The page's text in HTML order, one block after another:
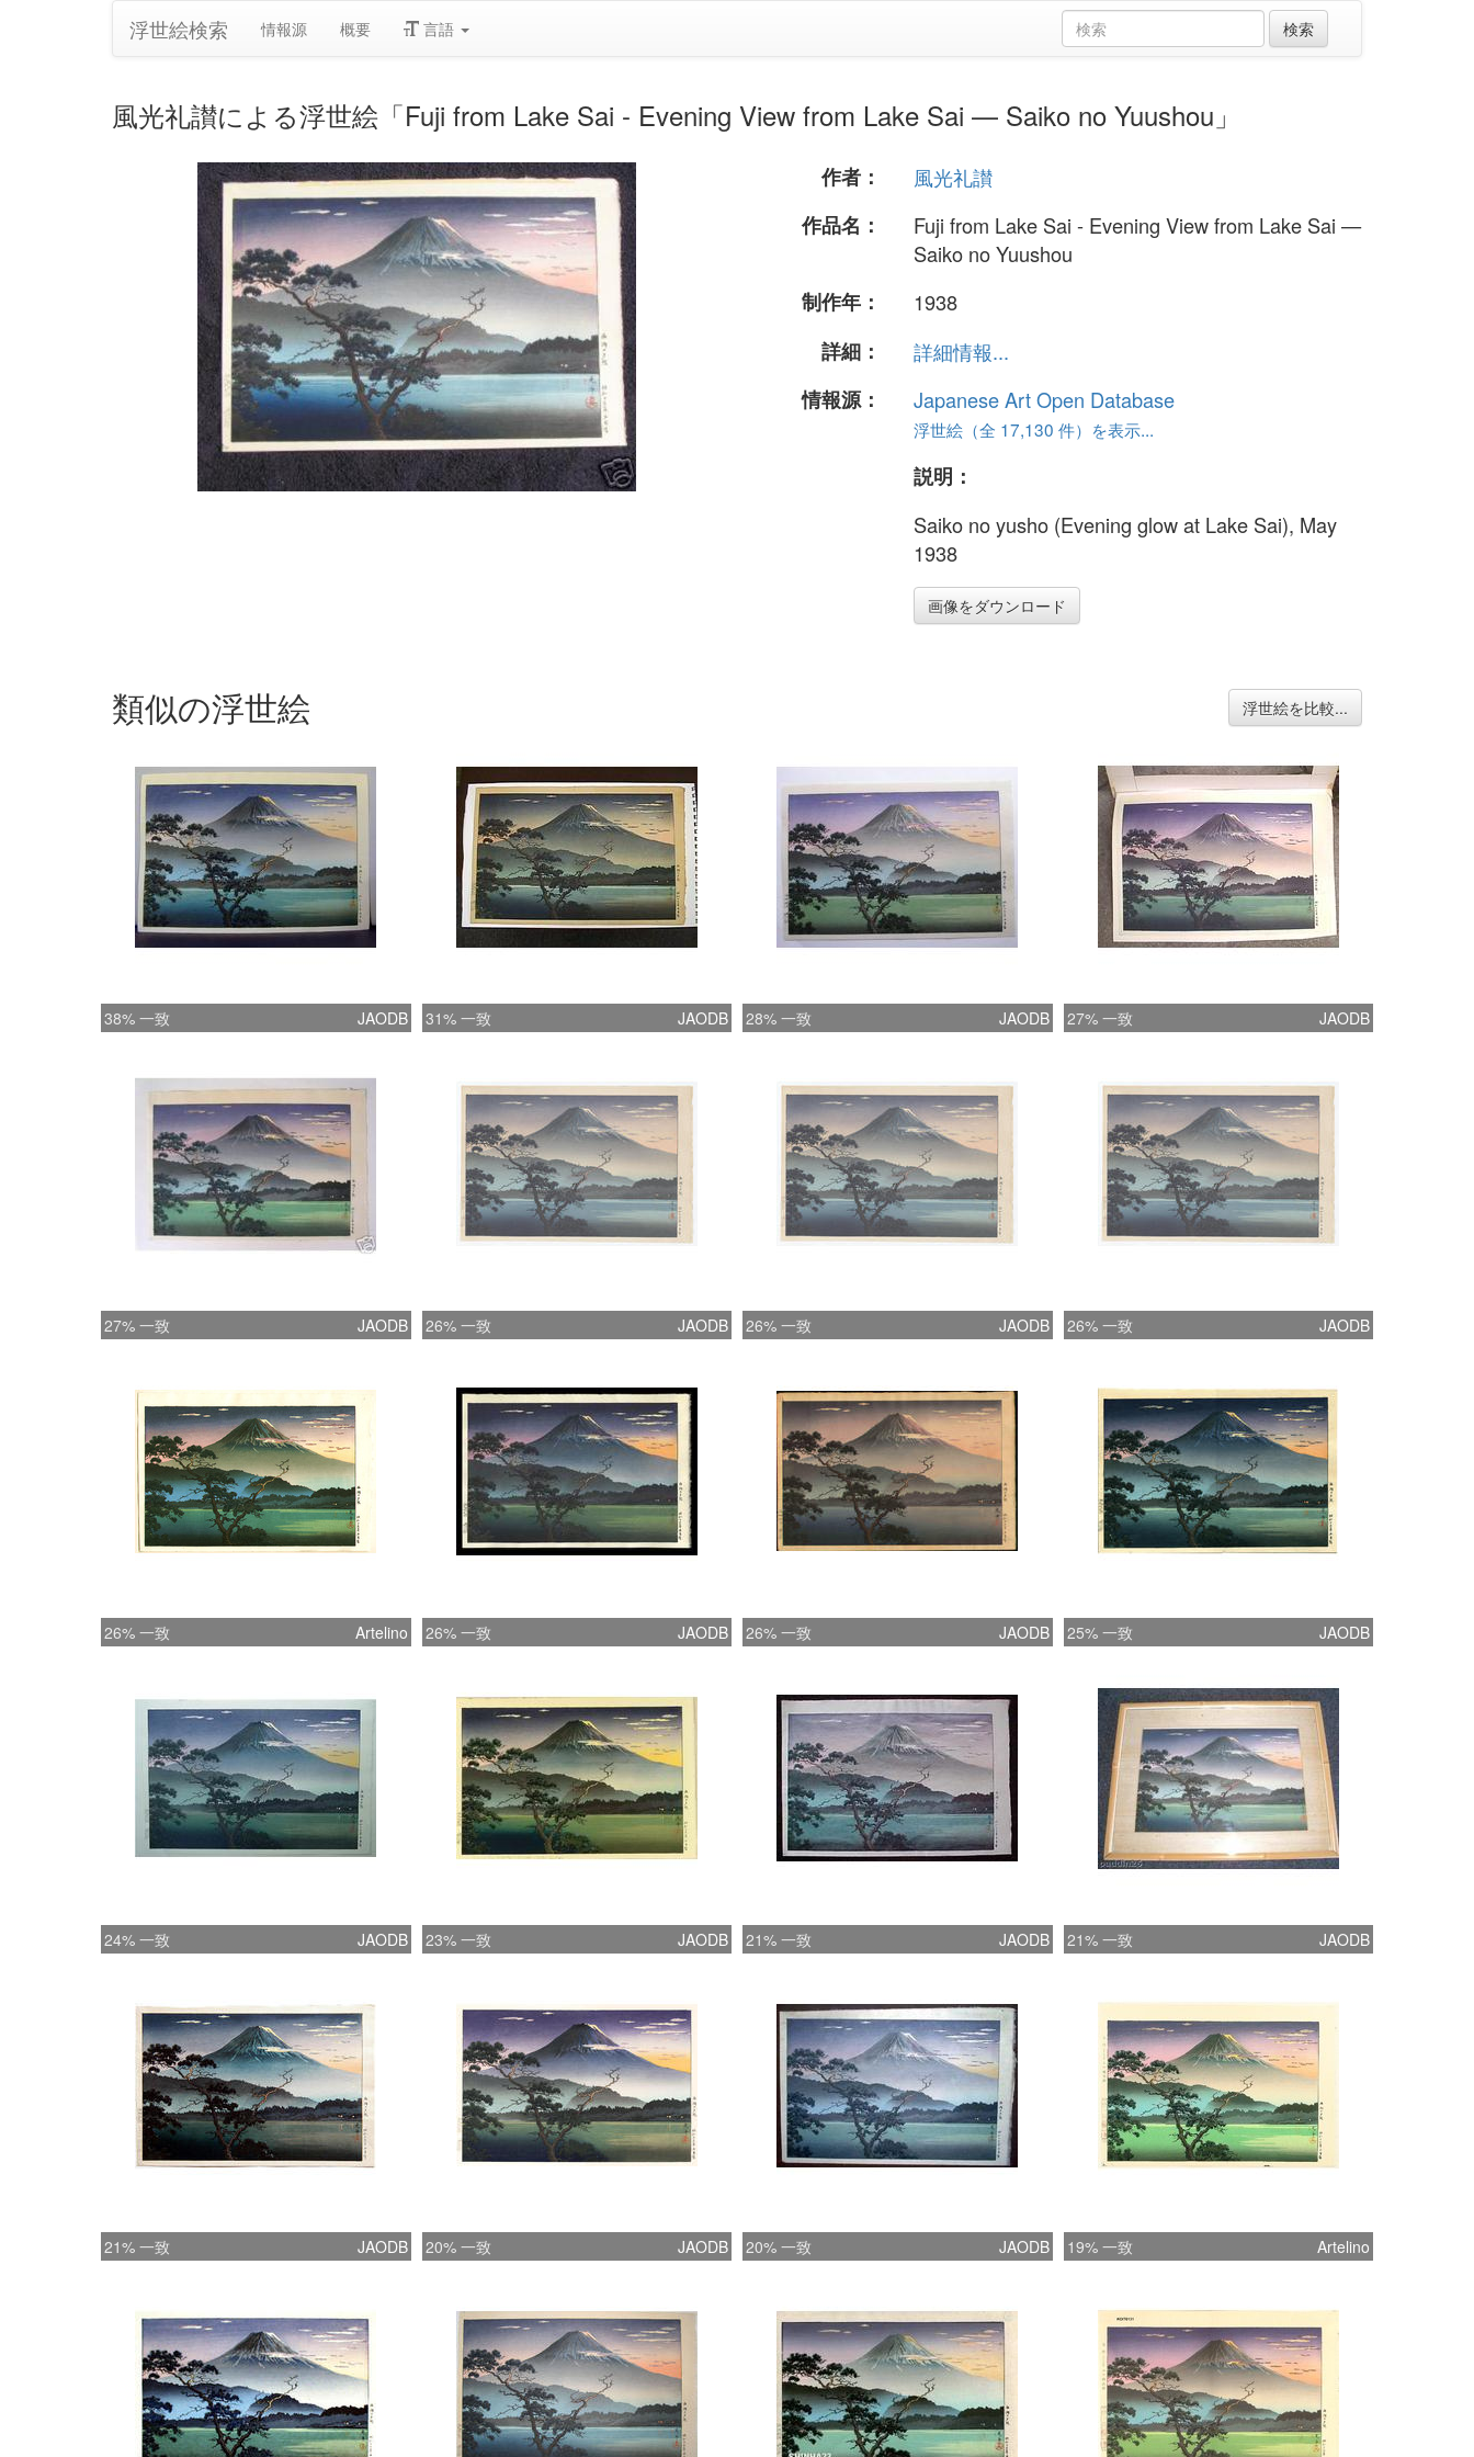
浮世絵検索 情報源 概要 言語
風光礼讃による浮世絵「Fuji from Lake Sai - Evening View from Lake Sai — Saiko no Yuushou」
作者：
風光礼讃
作品名：
Fuji from Lake Sai - Evening View from Lake Sai —
Saiko no Yuushou
制作年：
1938
詳細：
詳細情報...
情報源：
Japanese Art Open Database
浮世絵（全 17,130 件）を表示...
説明：
Saiko no yusho (Evening glow at Lake Sai), May
1938
画像をダウンロード
類似の浮世絵 浮世絵を比較...
38% 一致 JAODB 31% 一致 JAODB 28% 一致 JAODB 27% 一致 JAODB
27% 一致 JAODB 26% 一致 JAODB 26% 一致 JAODB 26% 一致 JAODB
26% 一致 Artelino 26% 一致 JAODB 26% 一致 JAODB 25% 一致 JAODB
24% 一致 JAODB 23% 一致 JAODB 21% 一致 JAODB 21% 一致 JAODB
21% 一致 JAODB 20% 一致 JAODB 20% 一致 JAODB 19% 一致 Artelino